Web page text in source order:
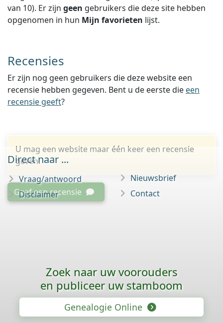
van 10). Er zijn geen gebruikers die deze site hebben
opgenomen in hun Mijn favorieten lijst.
Recensies
Er zijn nog geen gebruikers die deze website een
recensie hebben gegeven. Bent u de eerste die een
recensie geeft?
U mag een website maar één keer een recensie
geven.
Geef een recensie
Direct naar ...
Vraag/antwoord
Disclaimer
Nieuwsbrief
Contact
Zoek naar uw voorouders
en publiceer uw stamboom
Genealogie Online